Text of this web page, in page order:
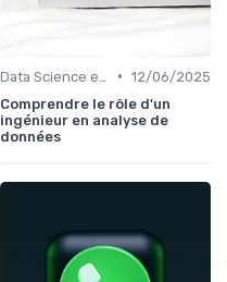
• 12/06/2025
Comprendre le rôle d'un
ingénieur en analyse de
données